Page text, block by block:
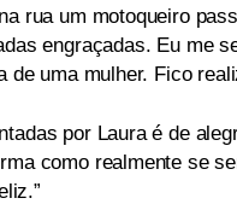
rua um motoqueiro
engraçadas. Eu me
uma mulher. Fico
por Laura é de
como realmente se